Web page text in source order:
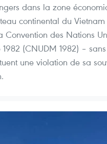
dans la zone
continental du
Convention des Nations
(CNUDM 1982) – sans
une violation de sa